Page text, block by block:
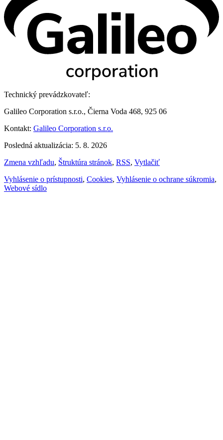
Technický prevádzkovateľ:
Galileo Corporation s.r.o., Čierna Voda 468, 925 06
Kontakt: Galileo Corporation s.r.o.
Posledná aktualizácia: 5. 8. 2026
Zmena vzhľadu, Štruktúra stránok, RSS, Vytlačiť
Vyhlásenie o prístupnosti, Cookies, Vyhlásenie o ochrane súkromia,
Webové sídlo